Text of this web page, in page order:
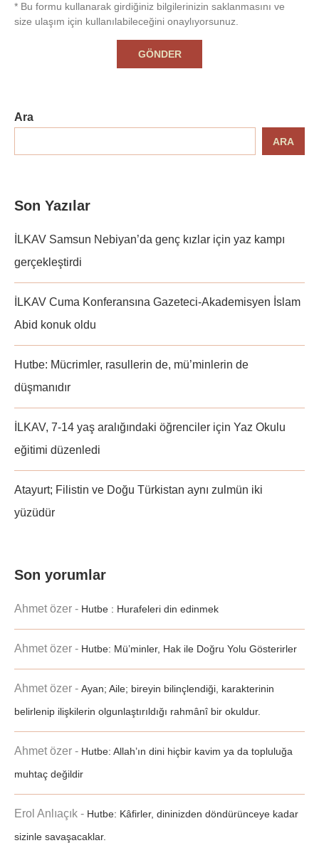
* Bu formu kullanarak girdiğiniz bilgilerinizin saklanmasını ve
size ulaşım için kullanılabileceğini onaylıyorsunuz.
Ara
ARA
Son Yazılar
İLKAV Samsun Nebiyan’da genç kızlar için yaz kampı
gerçekleştirdi
İLKAV Cuma Konferansına Gazeteci-Akademisyen İslam
Abid konuk oldu
Hutbe: Mücrimler, rasullerin de, mü’minlerin de
düşmanıdır
İLKAV, 7-14 yaş aralığındaki öğrenciler için Yaz Okulu
eğitimi düzenledi
Atayurt; Filistin ve Doğu Türkistan aynı zulmün iki
yüzüdür
Son yorumlar
Ahmet özer - Hutbe : Hurafeleri din edinmek
Ahmet özer - Hutbe: Mü’minler, Hak ile Doğru Yolu Gösterirler
Ahmet özer - Ayan; Aile; bireyin bilinçlendiği, karakterinin
belirlenip ilişkilerin olgunlaştırıldığı rahmânî bir okuldur.
Ahmet özer - Hutbe: Allah’ın dini hiçbir kavim ya da topluluğa
muhtaç değildir
Erol Anlıaçık - Hutbe: Kâfirler, dininizden döndürünceye kadar
sizinle savaşacaklar.